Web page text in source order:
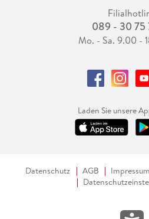
089 - 30 75
Mo. - Sa. 9.00 -
Laden Sie unsere
Datenschutz AGB Impressum